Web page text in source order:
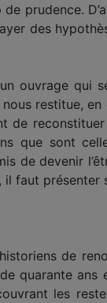
prudence.
des
ouvrage
restitue,
de
que sont
de devenir
faut présenter
de
quarante
les